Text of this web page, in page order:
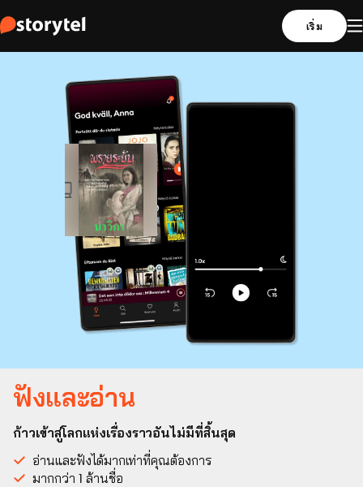
เริ่ม
ฟังและอ่าน
ก้าวเข้าสู่โลกแห่งเรื่องราวอันไม่มีที่สิ้นสุด
อ่านและฟังได้มากเท่าที่คุณต้องการ
มากกว่า 1 ล้านชื่อ